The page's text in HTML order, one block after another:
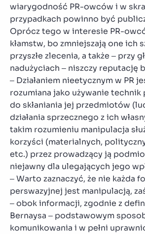
wiarygodność PR-owców i w
przypadkach powinno być
Oprócz tego w interesie PR-
kłamstw, bo zmniejszają one ich
przyszłe zlecenia, a także – przy
nadużyciach – niszczy reputację
– Działaniem nieetycznym w PR
rozumiana jako używanie technik
do skłaniania jej przedmiotów
działania sprzecznego z ich
takim rozumieniu manipulacja
korzyści (materialnych,
etc.) przez prowadzący ją
niejawny dla ulegających jego
– Warto zaznaczyć, że nie każda
perswazyjnej jest manipulacją,
– obok informacji, zgodnie z
Bernaysa – podstawowym
komunikowania i w pełni